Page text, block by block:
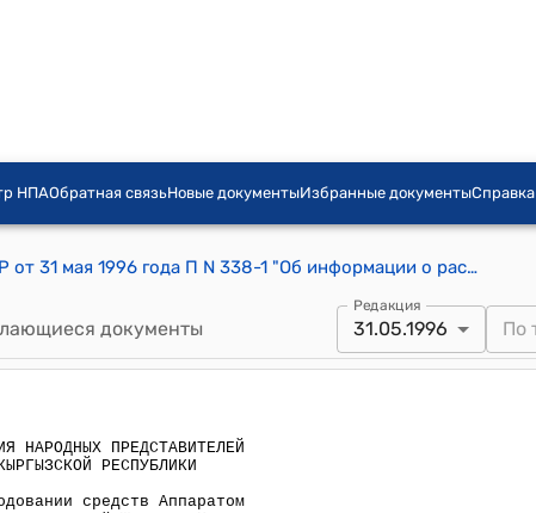
НПАОбратная связьНовые документыИзбранные документыСправка
Постановление СНП ЖК КР от 31 мая 1996 года П N 338-1 "Об информации о расходовании средств Аппаратом Собрания народных представителей Жогорку Кенеша Кыргызской Республики в 1995 году"
документы
Редакция
31.05.1996